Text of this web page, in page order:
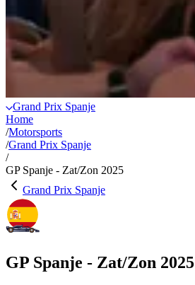
Grand Prix Spanje
Home
/Motorsports
/Grand Prix Spanje
/
GP Spanje - Zat/Zon 2025
Grand Prix Spanje
GP Spanje - Zat/Zon 2025